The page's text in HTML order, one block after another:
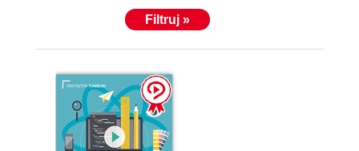
Filtruj »